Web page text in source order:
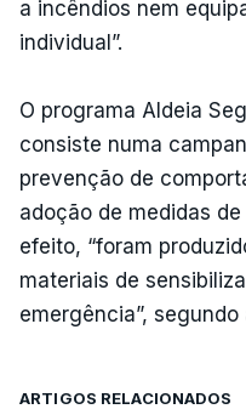
a incêndios nem
individual”.
O programa Aldeia
consiste numa
prevenção de
adoção de medidas
efeito, “foram
materiais de
emergência”,
ARTIGOS RELACIONADOS